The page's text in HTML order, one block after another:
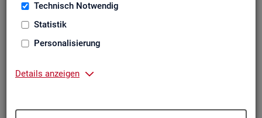
Technisch Notwendig
Statistik
Personalisierung
Details anzeigen
Kurz­in­for­ma­tio­nen zur Aus­bil­dungs­markt­sta­tis­tik (PDF,
309KB)
421KB)
Kurz­in­for­ma­tio­nen zur Leis­tungs­sta­tis­tik im SGB
Ar­beit­su­chen­de nach dem SGB II (PDF, 166KB)